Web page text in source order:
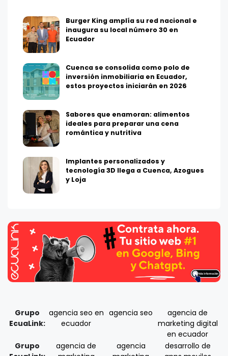
Burger King amplía su red nacional e
inaugura su local número 30 en
Ecuador
Cuenca se consolida como polo de
inversión inmobiliaria en Ecuador,
estos proyectos iniciarán en 2026
Sabores que enamoran: alimentos
ideales para preparar una cena
romántica y nutritiva
Implantes personalizados y
tecnología 3D llega a Cuenca, Azogues
y Loja
Grupo
EcuaLink:
agencia seo en
ecuador
agencia seo
agencia de
marketing digital
en ecuador
Grupo
agencia de
agencia
desarrollo de